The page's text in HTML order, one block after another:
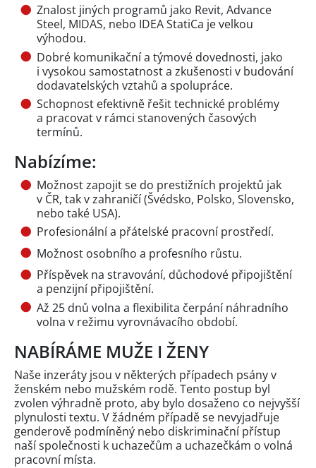
Znalost jiných programů jako Revit, Advance
Steel, MIDAS, nebo IDEA StatiCa je velkou
výhodou.
Dobré komunikační a týmové dovednosti, jako
i vysokou samostatnost a zkušenosti v budování
dodavatelských vztahů a spolupráce.
Schopnost efektivně řešit technické problémy
a pracovat v rámci stanovených časových
termínů.
Nabízíme:
Možnost zapojit se do prestižních projektů jak
v ČR, tak v zahraničí (Švédsko, Polsko, Slovensko,
nebo také USA).
Profesionální a přátelské pracovní prostředí.
Možnost osobního a profesního růstu.
Příspěvek na stravování, důchodové připojištění
a penzijní připojištění.
Až 25 dnů volna a flexibilita čerpání náhradního
volna v režimu vyrovnávacího období.
NABÍRÁME MUŽE I ŽENY
Naše inzeráty jsou v některých případech psány v
ženském nebo mužském rodě. Tento postup byl
zvolen výhradně proto, aby bylo dosaženo co nejvyšší
plynulosti textu. V žádném případě se nevyjadřuje
genderově podmíněný nebo diskriminační přístup
naší společnosti k uchazečům a uchazečkám o volná
pracovní místa.